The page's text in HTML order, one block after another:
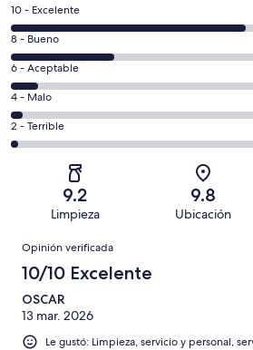
Puntuación
de
10,
es
decir,
Excelente.
Basada
en
opiniones
10 - Excelente
Puntuación
de
8,
es
decir,
Bueno.
opiniones
8 - Bueno
Puntuación
de
6,
es
decir,
Aceptable.
de
1001
opiniones
6 - Aceptable
Puntuación
de
4,
Basada
27
de
opiniones
4 - Malo
Puntuación
de
Terrible.
Basada
23
de
1001
opiniones
2 - Terrible
9.2
Limpieza
9.8
Ubicación
Opiniones
Opinión verificada
10/10 Excelente
OSCAR
13 mar. 2026
Le gustó: Limpieza, servicio y personal,